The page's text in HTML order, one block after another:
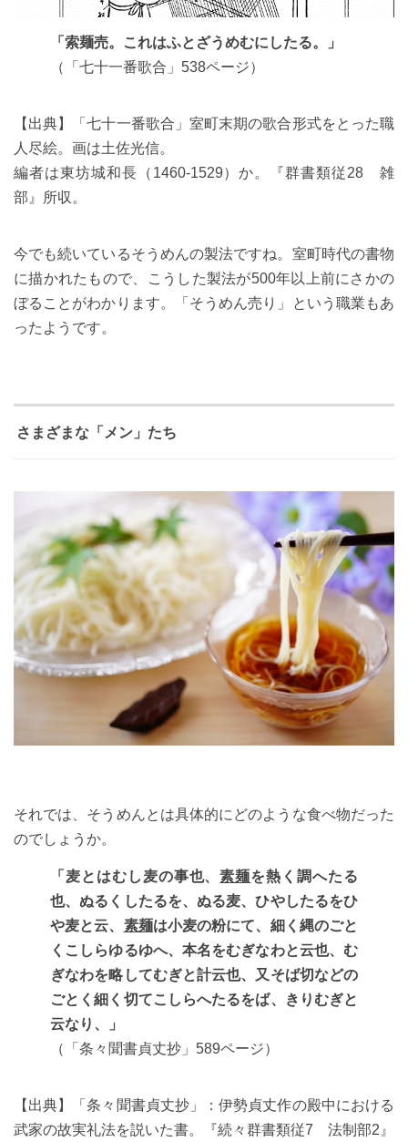
「索麺売。これはふとざうめむにしたる。」
（「七十一番歌合」538ページ）
【出典】「七十一番歌合」室町末期の歌合形式をとった職
人尽絵。画は土佐光信。
編者は東坊城和長（1460-1529）か。『群書類従28 雑
部』所収。
今でも続いているそうめんの製法ですね。室町時代の書物
に描かれたもので、こうした製法が500年以上前にさかの
ぼることがわかります。「そうめん売り」という職業もあ
ったようです。
さまざまな「メン」たち
それでは、そうめんとは具体的にどのような食べ物だった
のでしょうか。
「麦とはむし麦の事也、素麺を熱く調へたる
也、ぬるくしたるを、ぬる麦、ひやしたるをひ
や麦と云、 素麺は小麦の粉にて、細く縄のごと
くこしらゆるゆへ、本名をむぎなわと云也、む
ぎなわを略してむぎと計云也、又そば切などの
ごとく細く切てこしらへたるをば、きりむぎと
云なり、」
（「条々聞書貞丈抄」589ページ）
【出典】「条々聞書貞丈抄」：伊勢貞丈作の殿中における
武家の故実礼法を説いた書。『続々群書類従7 法制部2』